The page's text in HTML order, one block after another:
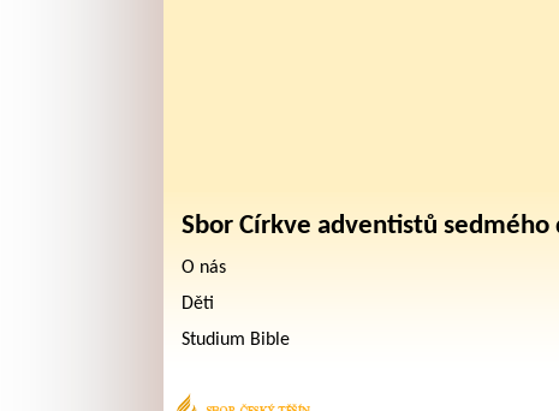
Sbor Církve adventistů sedmého
O nás
Děti
Studium Bible